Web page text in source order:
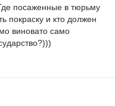
посаженные в тюрьму
покраску и кто должен
виновато само